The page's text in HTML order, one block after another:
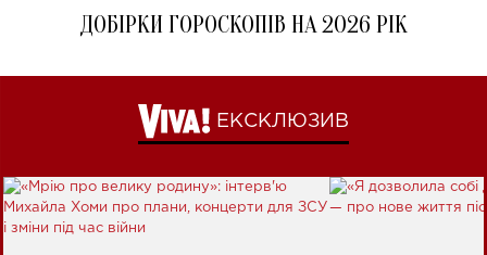
ДОБІРКИ ГОРОСКОПІВ НА 2026 РІК
ЕКСКЛЮЗИВ